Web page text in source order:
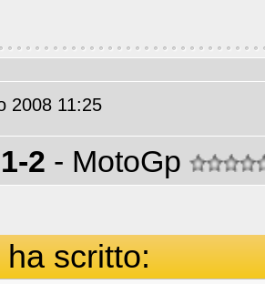
2008 11:25
2 - MotoGp
scritto: